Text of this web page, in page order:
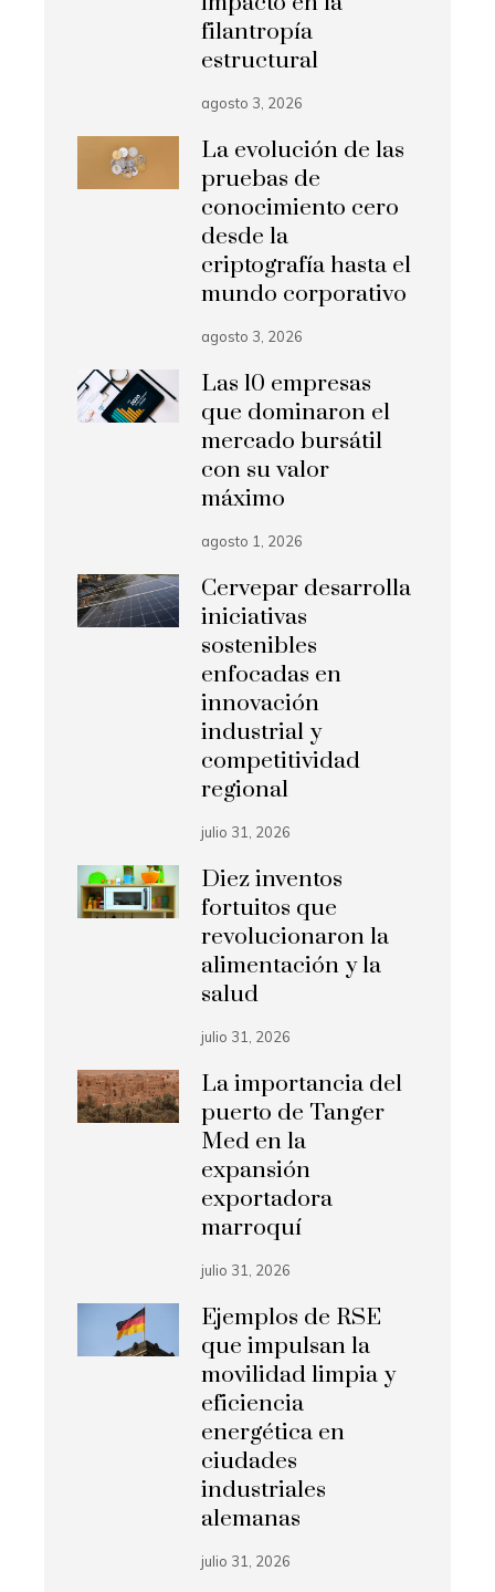
filantropía
estructural
agosto 3, 2026
La evolución de las
pruebas de
conocimiento cero
desde la
criptografía hasta el
mundo corporativo
agosto 3, 2026
Las 10 empresas
que dominaron el
mercado bursátil
con su valor
máximo
agosto 1, 2026
Cervepar desarrolla
iniciativas
sostenibles
enfocadas en
innovación
industrial y
competitividad
regional
julio 31, 2026
Diez inventos
fortuitos que
revolucionaron la
alimentación y la
salud
julio 31, 2026
La importancia del
puerto de Tanger
Med en la
expansión
exportadora
marroquí
julio 31, 2026
Ejemplos de RSE
que impulsan la
movilidad limpia y
eficiencia
energética en
ciudades
industriales
alemanas
julio 31, 2026